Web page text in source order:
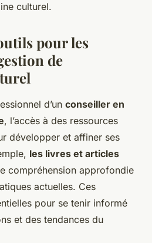
culturel.
pour les
de
d’un conseiller en
, l’accès à des ressources
développer et affiner ses
les livres et articles
compréhension approfondie
actuelles. Ces
pour se tenir informé
et des tendances du